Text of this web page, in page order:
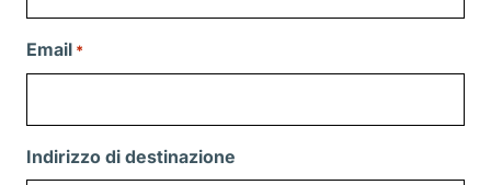
Email *
Indirizzo di destinazione